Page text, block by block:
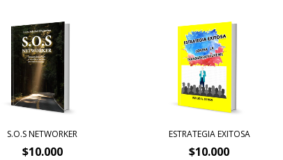
S.O.S NETWORKER
$10.000
ESTRATEGIA EXITOSA
$10.000